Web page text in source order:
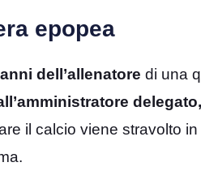
epopea
dell’allenatore di una
il calcio viene stravolto